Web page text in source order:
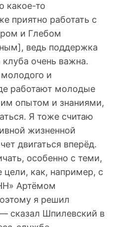
какое-то
приятно работать с
и Глебом
ведь поддержка
очень важна.
и
работают молодые
опытом и знаниями,
Я тоже считаю
жизненной
двигаться вперёд.
особенно с теми,
цели, как, например, с
Артёмом
я решил
сказал Шпилевский в